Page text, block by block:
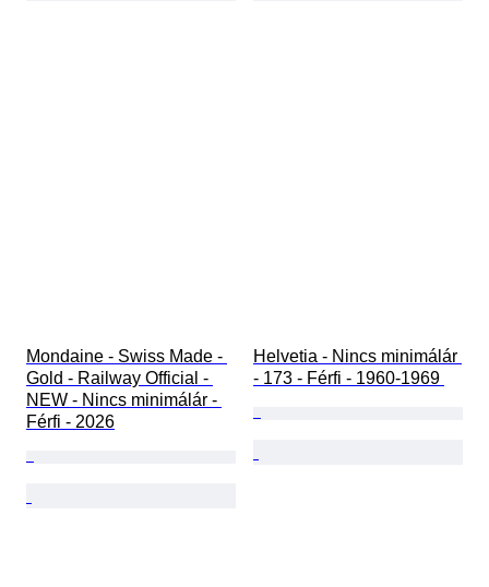
Mondaine - Swiss Made -
Gold - Railway Official -
NEW - Nincs minimálár -
Férfi - 2026
Helvetia - Nincs minimálár
- 173 - Férfi - 1960-1969